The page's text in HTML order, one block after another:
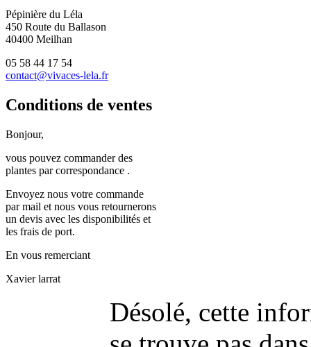
Pépinière du Léla
450 Route du Ballason
40400 Meilhan
05 58 44 17 54
contact@vivaces-lela.fr
Conditions de ventes
Bonjour,
vous pouvez commander des
plantes par correspondance .
Envoyez nous votre commande
par mail et nous vous retournerons
un devis avec les disponibilités et
les frais de port.
En vous remerciant
Xavier larrat
Désolé, cette